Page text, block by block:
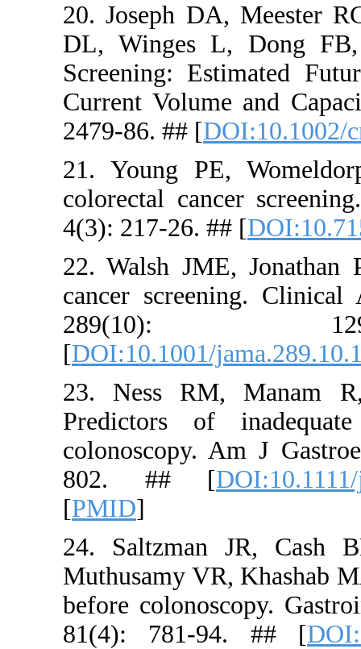
20.
DL,
Current
2479-86.
21.
colorectal
4(3): 217-
22.
cancer
[
23. Ness
802.
24.
before
81(4):